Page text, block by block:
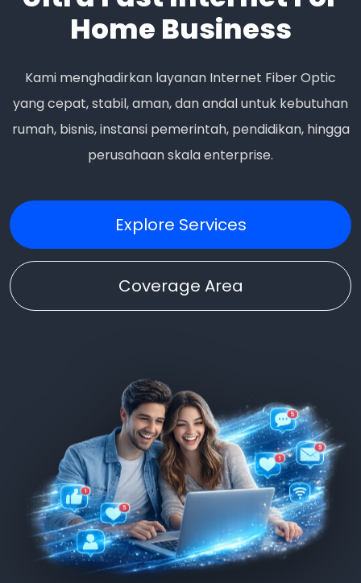
Home Business
Kami menghadirkan layanan Internet Fiber Optic
yang cepat, stabil, aman, dan andal untuk kebutuhan
rumah, bisnis, instansi pemerintah, pendidikan, hingga
perusahaan skala enterprise.
Explore Services
Coverage Area